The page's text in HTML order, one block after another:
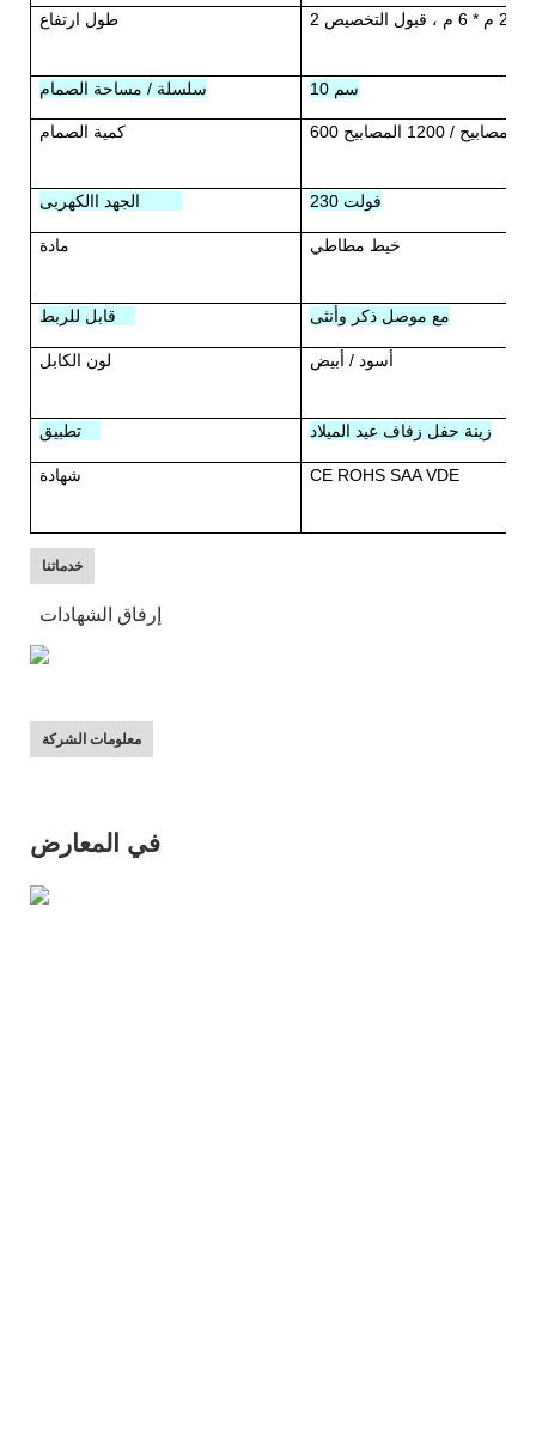
طول ارتفاع
سلسلة / مساحة الصمام 10 سم
600 المصابيح / 1200 المصابيح
230 فولت
خيط مطاطي
مع موصل ذكر وأنثى
أسود / أبيض
زينة حفل زفاف عيد الميلاد
CE ROHS SAA VDE
خدماتنا
إرفاق الشهادات
معلومات الشركة
في المعارض